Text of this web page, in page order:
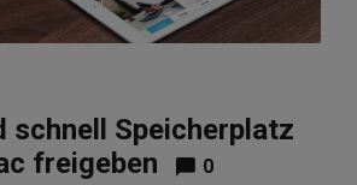
schnell Speicherplatz
freigeben
0